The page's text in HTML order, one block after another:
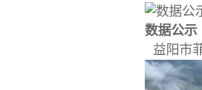
数据公示
益阳市